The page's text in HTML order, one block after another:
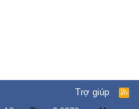
Trợ giúp
R